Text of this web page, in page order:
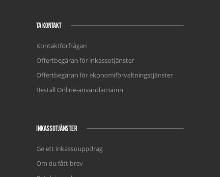
TA KONTAKT
Kontaktförfrågan
Offertbegäran för inkassotjänster
Offertbegäran för ekonomiförvaltningstjänster
Beställ Online-användarnamn
INKASSOTJÄNSTER
Ge ett inkassouppdrag
Om du fått brev